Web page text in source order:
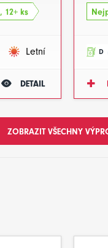
12+ ks
Letní
DETAIL
D
ZOBRAZIT VŠECHNY